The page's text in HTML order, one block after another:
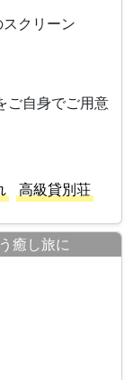
クリーン
ご自身でご用意
高級貸別荘
癒し旅に